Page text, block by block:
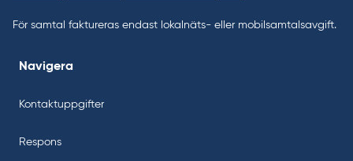
För samtal faktureras endast lokalnäts- eller mobilsamtalsavgift.
Navigera
Kontaktuppgifter
Respons